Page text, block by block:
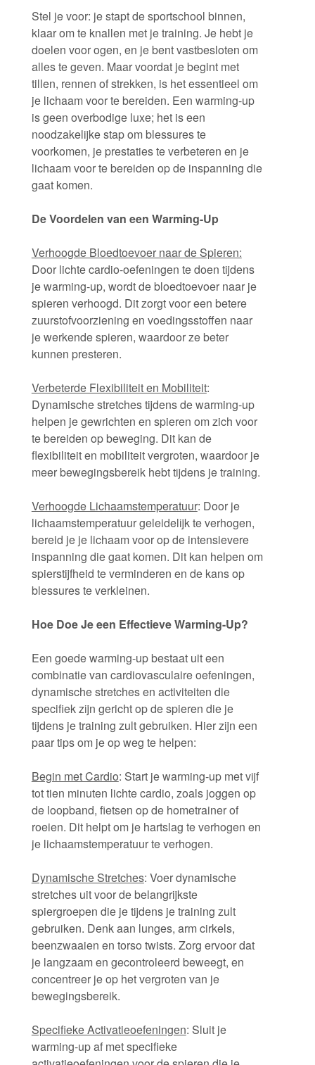
Stel je voor: je stapt de sportschool binnen,
klaar om te knallen met je training. Je hebt je
doelen voor ogen, en je bent vastbesloten om
alles te geven. Maar voordat je begint met
tillen, rennen of strekken, is het essentieel om
je lichaam voor te bereiden. Een warming-up
is geen overbodige luxe; het is een
noodzakelijke stap om blessures te
voorkomen, je prestaties te verbeteren en je
lichaam voor te bereiden op de inspanning die
gaat komen.
De Voordelen van een Warming-Up
Verhoogde Bloedtoevoer naar de Spieren:
Door lichte cardio-oefeningen te doen tijdens
je warming-up, wordt de bloedtoevoer naar je
spieren verhoogd. Dit zorgt voor een betere
zuurstofvoorziening en voedingsstoffen naar
je werkende spieren, waardoor ze beter
kunnen presteren.
Verbeterde Flexibiliteit en Mobiliteit:
Dynamische stretches tijdens de warming-up
helpen je gewrichten en spieren om zich voor
te bereiden op beweging. Dit kan de
flexibiliteit en mobiliteit vergroten, waardoor je
meer bewegingsbereik hebt tijdens je training.
Verhoogde Lichaamstemperatuur: Door je
lichaamstemperatuur geleidelijk te verhogen,
bereid je je lichaam voor op de intensievere
inspanning die gaat komen. Dit kan helpen om
spierstijfheid te verminderen en de kans op
blessures te verkleinen.
Hoe Doe Je een Effectieve Warming-Up?
Een goede warming-up bestaat uit een
combinatie van cardiovasculaire oefeningen,
dynamische stretches en activiteiten die
specifiek zijn gericht op de spieren die je
tijdens je training zult gebruiken. Hier zijn een
paar tips om je op weg te helpen:
Begin met Cardio: Start je warming-up met vijf
tot tien minuten lichte cardio, zoals joggen op
de loopband, fietsen op de hometrainer of
roeien. Dit helpt om je hartslag te verhogen en
je lichaamstemperatuur te verhogen.
Dynamische Stretches: Voer dynamische
stretches uit voor de belangrijkste
spiergroepen die je tijdens je training zult
gebruiken. Denk aan lunges, arm cirkels,
beenzwaaien en torso twists. Zorg ervoor dat
je langzaam en gecontroleerd beweegt, en
concentreer je op het vergroten van je
bewegingsbereik.
Specifieke Activatieoefeningen: Sluit je
warming-up af met specifieke